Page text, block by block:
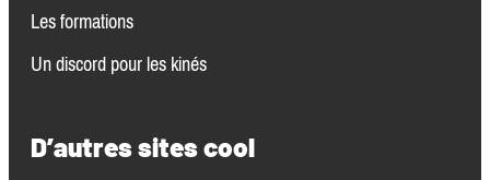
Les formations
Un discord pour les kinés
D’autres sites cool